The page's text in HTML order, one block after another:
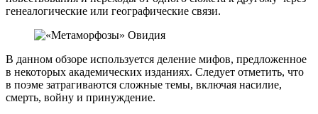
генеалогические или географические связи.
В данном обзоре используется деление мифов, предложенное
в некоторых академических изданиях. Следует отметить, что
в поэме затрагиваются сложные темы, включая насилие,
смерть, войну и принуждение.